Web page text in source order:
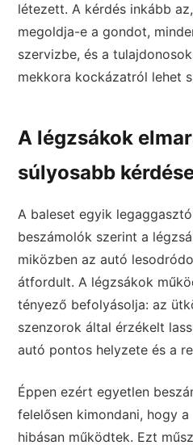
létezett. A kérdés inkább
megoldja-e a gondot,
szervizbe, és a
mekkora kockázatról lehet
A légzsákok
súlyosabb
A baleset egyik
beszámolók szerint a
miközben az autó
átfordult. A légzsákok
tényező befolyásolja: az
szenzorok által érzékelt
autó pontos helyzete és a
Éppen ezért egyetlen
felelősen kimondani, hogy
hibásan működtek. Ezt